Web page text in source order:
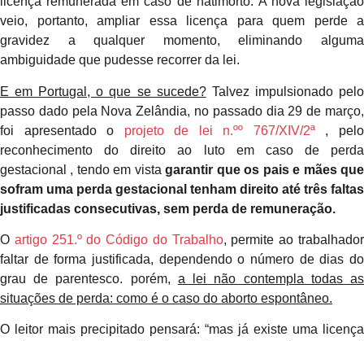
veio, portanto, ampliar essa licença para quem perde a
gravidez a qualquer momento, eliminando alguma
ambiguidade que pudesse recorrer da lei.
E em Portugal, o que se sucede?Talvez impulsionado pelo
passo dado pela Nova Zelândia, no passado dia 29 de março,
foi apresentado o projeto de lei n.ºº 767/XIV/2ª, pelo
reconhecimento do direito ao luto em caso de perda
gestacional , tendo em vistagarantir que os pais e mães que
sofram uma perda gestacional tenham direito até três faltas
justificadas consecutivas, sem perda de remuneração.
O artigo 251.º do Código do Trabalho, permite ao trabalhador
faltar de forma justificada, dependendo o número de dias do
grau de parentesco. porém, a lei não contempla todas as
situações de perda: como é o caso do aborto espontâneo.
O leitor mais precipitado pensará: “mas já existe uma licença